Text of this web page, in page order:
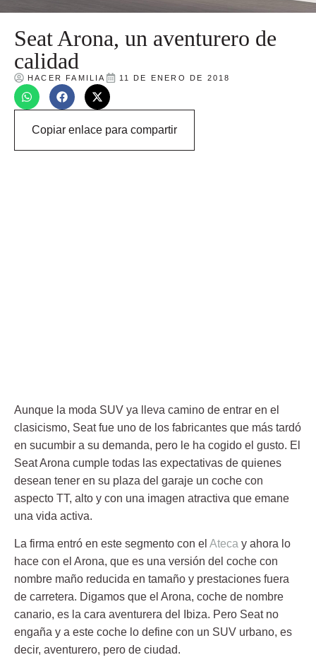
Seat Arona, un aventurero de
calidad
HACER FAMILIA 11 DE ENERO DE 2018
Copiar enlace para compartir
Aunque la moda SUV ya lleva camino de entrar en el
clasicismo, Seat fue uno de los fabricantes que más tardó
en sucumbir a su demanda, pero le ha cogido el gusto. El
Seat Arona cumple todas las expectativas de quienes
desean tener en su plaza del garaje un coche con
aspecto TT, alto y con una imagen atractiva que emane
una vida activa.
La firma entró en este segmento con el Ateca y ahora lo
hace con el Arona, que es una versión del coche con
nombre maño reducida en tamaño y prestaciones fuera
de carretera. Digamos que el Arona, coche de nombre
canario, es la cara aventurera del Ibiza. Pero Seat no
engaña y a este coche lo define con un SUV urbano, es
decir, aventurero, pero de ciudad.